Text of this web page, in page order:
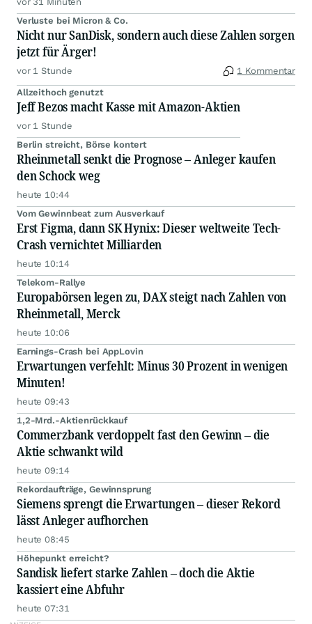
Verluste bei Micron & Co.
Nicht nur SanDisk, sondern auch diese Zahlen sorgen
jetzt für Ärger!
vor 1 Stunde 1 Kommentar
Allzeithoch genutzt
Jeff Bezos macht Kasse mit Amazon-Aktien
vor 1 Stunde
Berlin streicht, Börse kontert
Rheinmetall senkt die Prognose – Anleger kaufen
den Schock weg
heute 10:44
Vom Gewinnbeat zum Ausverkauf
Erst Figma, dann SK Hynix: Dieser weltweite Tech-
Crash vernichtet Milliarden
heute 10:14
Telekom-Rallye
Europabörsen legen zu, DAX steigt nach Zahlen von
Rheinmetall, Merck
heute 10:06
Earnings-Crash bei AppLovin
Erwartungen verfehlt: Minus 30 Prozent in wenigen
Minuten!
heute 09:43
1,2-Mrd.-Aktienrückkauf
Commerzbank verdoppelt fast den Gewinn – die
Aktie schwankt wild
heute 09:14
Rekordaufträge, Gewinnsprung
Siemens sprengt die Erwartungen – dieser Rekord
lässt Anleger aufhorchen
heute 08:45
Höhepunkt erreicht?
Sandisk liefert starke Zahlen – doch die Aktie
kassiert eine Abfuhr
heute 07:31